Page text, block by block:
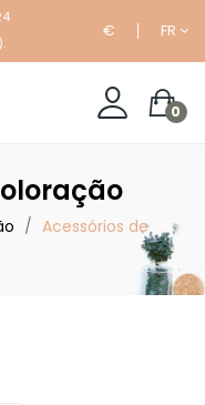
€ FR
0
Acessórios de